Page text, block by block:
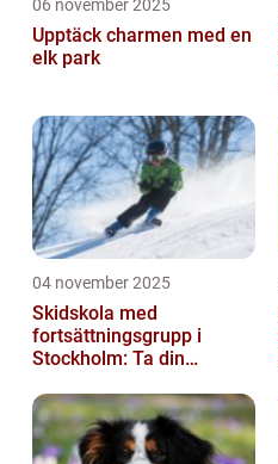
06 november 2025
Upptäck charmen med en
elk park
04 november 2025
Skidskola med
fortsättningsgrupp i
Stockholm: Ta din